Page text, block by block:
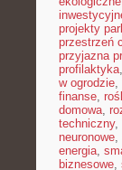
projekty
przestrzeń
przyjazna
profilaktyka,
w ogrodzie,
finanse,
domowa,
techniczny,
neuronowe,
energia,
biznesowe,